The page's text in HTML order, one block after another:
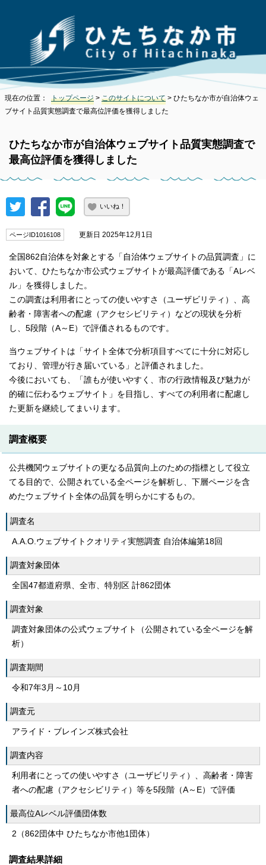
現在の位置： トップページ > このサイトについて > ひたちなか市が自治体ウェ
ブサイト品質実態調査で最高位評価を獲得しました
ひたちなか市が自治体ウェブサイト品質実態調査で
最高位評価を獲得しました
いいね！
ページID1016108 更新日 2025年12月1日
全国862自治体を対象とする「自治体ウェブサイトの品質調査」に
おいて、ひたちなか市公式ウェブサイトが最高評価である「Aレベ
ル」を獲得しました。
この調査は利用者にとっての使いやすさ（ユーザビリティ）、高
齢者・障害者への配慮（アクセシビリティ）などの現状を分析
し、5段階（A～E）で評価されるものです。
当ウェブサイトは「サイト全体で分析項目すべてに十分に対応し
ており、管理が行き届いている」と評価されました。
今後においても、「誰もが使いやすく、市の行政情報及び魅力が
的確に伝わるウェブサイト」を目指し、すべての利用者に配慮し
た更新を継続してまいります。
調査概要
公共機関ウェブサイトの更なる品質向上のための指標として役立
てる目的で、公開されている全ページを解析し、下層ページを含
めたウェブサイト全体の品質を明らかにするもの。
調査名
A.A.O.ウェブサイトクオリティ実態調査 自治体編第18回
調査対象団体
全国47都道府県、全市、特別区 計862団体
調査対象
調査対象団体の公式ウェブサイト（公開されている全ページを解
析）
調査期間
令和7年3月～10月
調査元
アライド・ブレインズ株式会社
調査内容
利用者にとっての使いやすさ（ユーザビリティ）、高齢者・障害
者への配慮（アクセシビリティ）等を5段階（A～E）で評価
最高位Aレベル評価団体数
2（862団体中 ひたちなか市他1団体）
調査結果詳細